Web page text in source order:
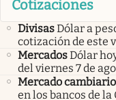
Cotizaciones
DivisasDólar a
cotización de este
MercadosDólar
del viernes 7 de
Mercado cambiario
en los bancos de la